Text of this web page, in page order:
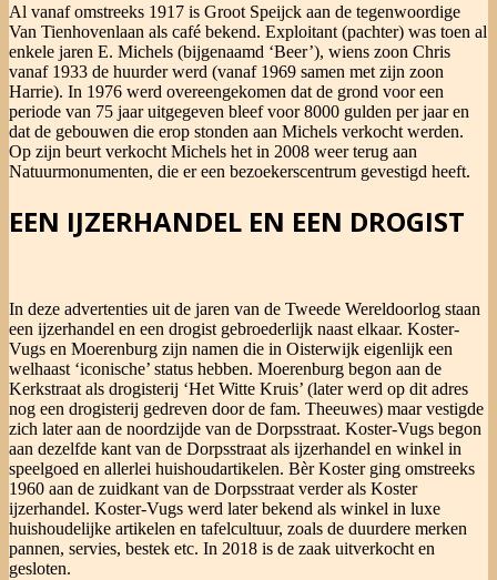
Al vanaf omstreeks 1917 is Groot Speijck aan de tegenwoordige
Van Tienhovenlaan als café bekend. Exploitant (pachter) was toen al
enkele jaren E. Michels (bijgenaamd ‘Beer’), wiens zoon Chris
vanaf 1933 de huurder werd (vanaf 1969 samen met zijn zoon
Harrie). In 1976 werd overeengekomen dat de grond voor een
periode van 75 jaar uitgegeven bleef voor 8000 gulden per jaar en
dat de gebouwen die erop stonden aan Michels verkocht werden.
Op zijn beurt verkocht Michels het in 2008 weer terug aan
Natuurmonumenten, die er een bezoekerscentrum gevestigd heeft.
EEN IJZERHANDEL EN EEN DROGIST
In deze advertenties uit de jaren van de Tweede Wereldoorlog staan
een ijzerhandel en een drogist gebroederlijk naast elkaar. Koster-
Vugs en Moerenburg zijn namen die in Oisterwijk eigenlijk een
welhaast ‘iconische’ status hebben. Moerenburg begon aan de
Kerkstraat als drogisterij ‘Het Witte Kruis’ (later werd op dit adres
nog een drogisterij gedreven door de fam. Theeuwes) maar vestigde
zich later aan de noordzijde van de Dorpsstraat. Koster-Vugs begon
aan dezelfde kant van de Dorpsstraat als ijzerhandel en winkel in
speelgoed en allerlei huishoudartikelen. Bèr Koster ging omstreeks
1960 aan de zuidkant van de Dorpsstraat verder als Koster
ijzerhandel. Koster-Vugs werd later bekend als winkel in luxe
huishoudelijke artikelen en tafelcultuur, zoals de duurdere merken
pannen, servies, bestek etc. In 2018 is de zaak uitverkocht en
gesloten.